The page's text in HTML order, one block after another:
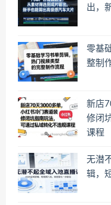
出，
零基
整制
新店
修闭
课程
无潜
辑，